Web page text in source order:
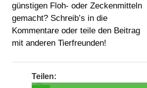
günstigen Floh- oder Zeckenmitteln
gemacht? Schreib’s in die
Kommentare oder teile den Beitrag
mit anderen Tierfreunden!